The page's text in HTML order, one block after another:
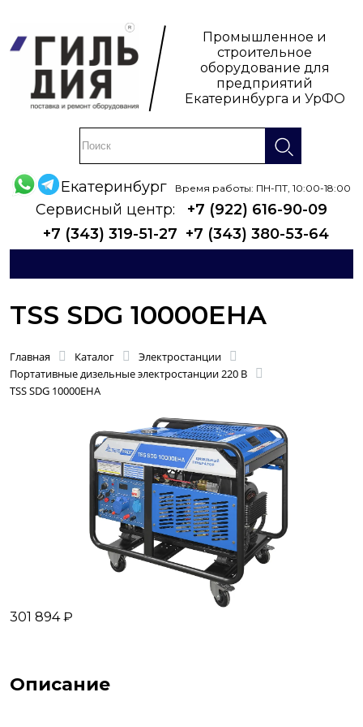
Промышленное и
строительное
оборудование для
предприятий
Екатеринбурга и УрФО
Екатеринбург Время работы: ПН-ПТ, 10:00-18:00
Сервисный центр:
+7 (922) 616-90-09
+7 (343) 319-51-27 +7 (343) 380-53-64
TSS SDG 10000EHA
Главная Каталог
Электростанции
Портативные дизельные электростанции 220 В
TSS SDG 10000EHA
301 894 ₽
Описание